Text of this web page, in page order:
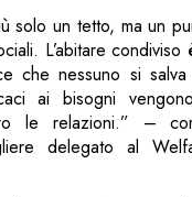
solo un tetto, ma un
L’abitare
che nessuno si
ai bisogni
le relazioni.” –
delegato al